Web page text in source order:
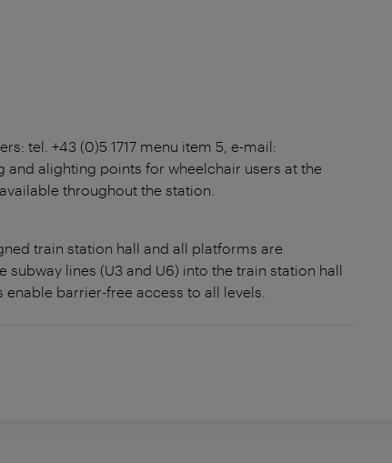
tel. +43 (0)5 1717 menu item 5, e-mail:
alighting points for wheelchair users at the
throughout the station.
train station hall and all platforms are
lines (U3 and U6) into the train station hall
barrier-free access to all levels.